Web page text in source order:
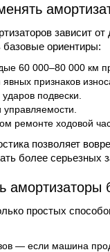
зависит от
базовые ориентиры:
60 000–80 000 км
признаков
подвески.
ремонте ходовой
позволяет
более серьезных
амортизаторы
простых
— если машина